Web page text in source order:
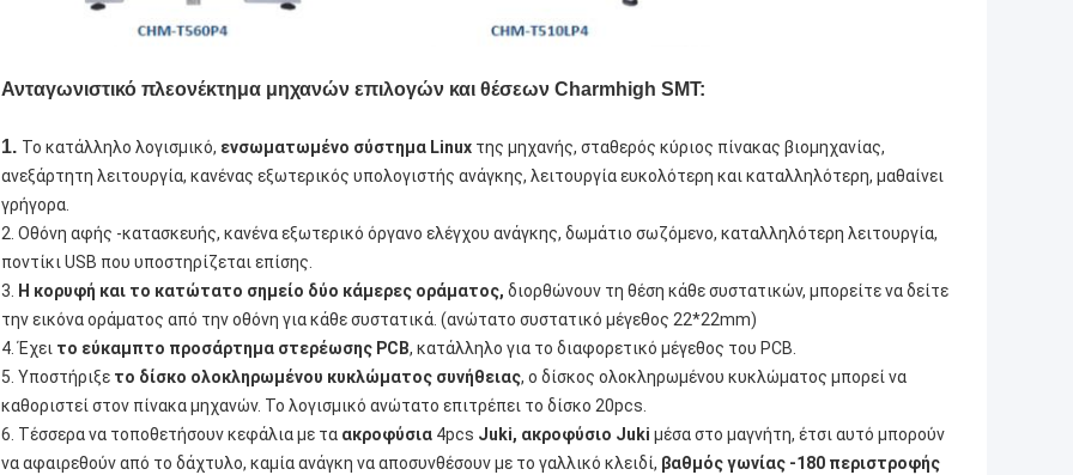
Ανταγωνιστικό πλεονέκτημα μηχανών επιλογών και θέσεων Charmhigh SMT:
1. Το κατάλληλο λογισμικό, ενσωματωμένο σύστημα Linux της μηχανής, σταθερός κύριος πίνακας βιομηχανίας,
ανεξάρτητη λειτουργία, κανένας εξωτερικός υπολογιστής ανάγκης, λειτουργία ευκολότερη και καταλληλότερη, μαθαίνει
γρήγορα.
2. Οθόνη αφής -κατασκευής, κανένα εξωτερικό όργανο ελέγχου ανάγκης, δωμάτιο σωζόμενο, καταλληλότερη λειτουργία,
ποντίκι USB που υποστηρίζεται επίσης.
3. Η κορυφή και το κατώτατο σημείο δύο κάμερες οράματος, διορθώνουν τη θέση κάθε συστατικών, μπορείτε να δείτε
την εικόνα οράματος από την οθόνη για κάθε συστατικά. (ανώτατο συστατικό μέγεθος 22*22mm)
4. Έχει το εύκαμπτο προσάρτημα στερέωσης PCB, κατάλληλο για το διαφορετικό μέγεθος του PCB.
5. Υποστήριξε το δίσκο ολοκληρωμένου κυκλώματος συνήθειας, ο δίσκος ολοκληρωμένου κυκλώματος μπορεί να
καθοριστεί στον πίνακα μηχανών. Το λογισμικό ανώτατο επιτρέπει το δίσκο 20pcs.
6. Τέσσερα να τοποθετήσουν κεφάλια με τα ακροφύσια 4pcs Juki, ακροφύσιο Juki μέσα στο μαγνήτη, έτσι αυτό μπορούν
να αφαιρεθούν από το δάχτυλο, καμία ανάγκη να αποσυνθέσουν με το γαλλικό κλειδί, βαθμός γωνίας -180 περιστροφής